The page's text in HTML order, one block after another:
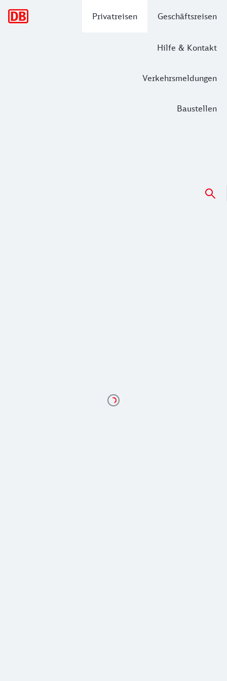
Privatreisen Geschäftsreisen
Hilfe & Kontakt
Verkehrsmeldungen
Baustellen